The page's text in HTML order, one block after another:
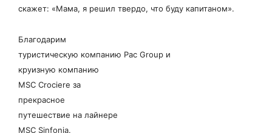
скажет: «Мама, я решил твердо, что буду капитаном».
Благодарим
туристическую компанию Pac Group и
круизную компанию
MSC Crociere за
прекрасное
путешествие на лайнере
MSC Sinfonia.